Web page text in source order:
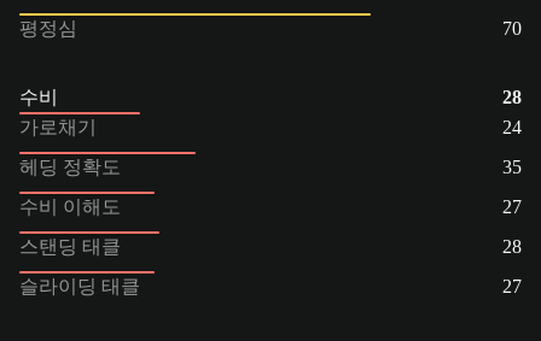
평정심
70
수비
28
가로채기
24
헤딩 정확도
35
수비 이해도
27
스탠딩 태클
28
슬라이딩 태클
27